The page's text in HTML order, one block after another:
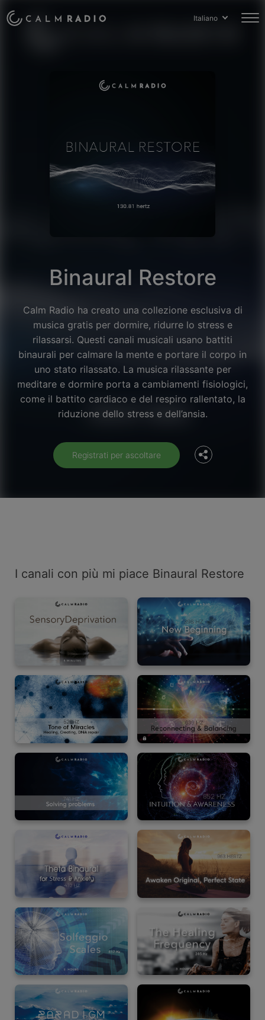
Italiano
Binaural Restore
Calm Radio ha creato una collezione esclusiva di
musica gratis per dormire, ridurre lo stress e
rilassarsi. Questi canali musicali usano battiti
binaurali per calmare la mente e portare il corpo in
uno stato rilassato. La musica rilassante per
meditare e dormire porta a cambiamenti fisiologici,
come il battito cardiaco e del respiro rallentato, la
riduzione dello stress e dell’ansia.
Registrati per ascoltare
Facebook
Twitter
I canali con più mi piace Binaural Restore